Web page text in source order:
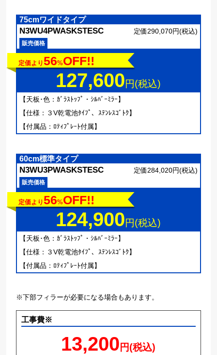
75cmワイドタイプ
N3WU4PWASKSTESC 定価290,070円(税込)
販売価格
定価より56%OFF!!
127,600円(税込)
【天板･色：ｶﾞﾗｽﾄｯﾌﾟ・ｼﾙﾊﾞｰﾐﾗｰ】
【仕様：３V乾電池ﾀｲﾌﾟ、ｽﾃﾝﾚｽｺﾞﾄｸ】
【付属品：ﾛﾃｨﾌﾟﾚｰﾄ付属】
60cm標準タイプ
N3WU3PWASKSTESC 定価284,020円(税込)
販売価格
定価より56%OFF!!
124,900円(税込)
【天板･色：ｶﾞﾗｽﾄｯﾌﾟ・ｼﾙﾊﾞｰﾐﾗｰ】
【仕様：３V乾電池ﾀｲﾌﾟ、ｽﾃﾝﾚｽｺﾞﾄｸ】
【付属品：ﾛﾃｨﾌﾟﾚｰﾄ付属】
※下部フィラーが必要になる場合もあります。
工事費※
13,200 円(税込)